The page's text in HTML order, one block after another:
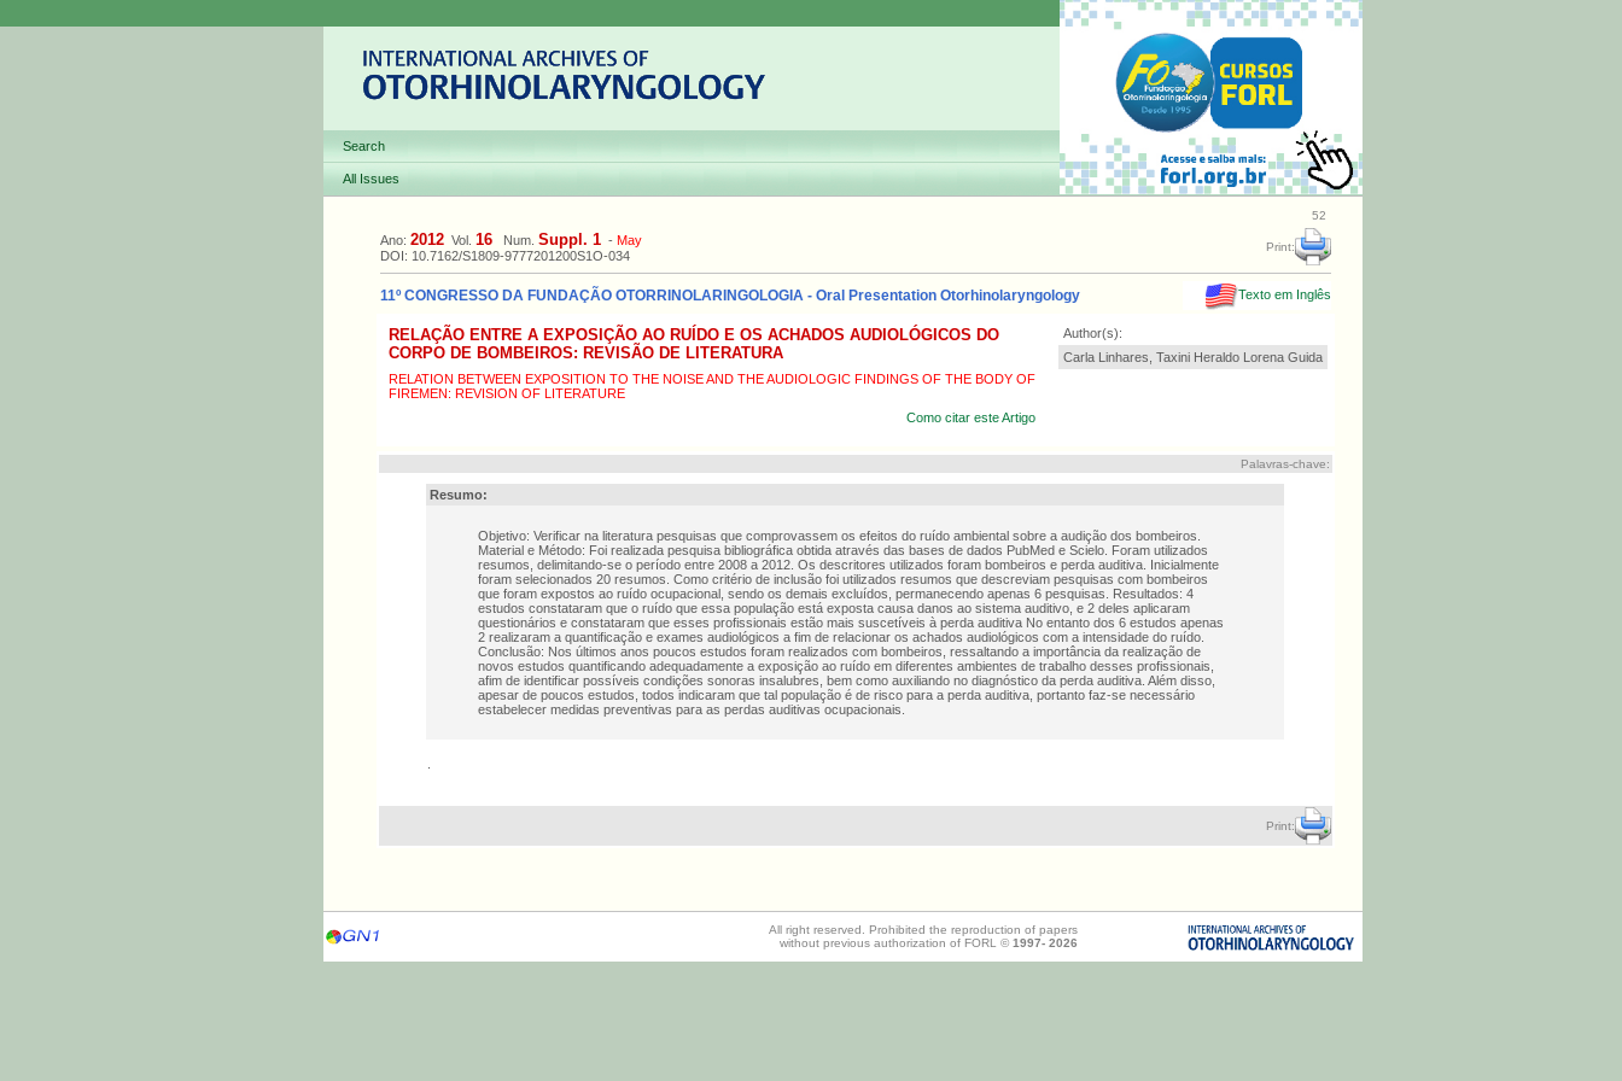
Search
All Issues
52
Ano: 2012Vol. 16Num. Suppl. 1- May
DOI: 10.7162/S1809-9777201200S1O-034
Print:
11º CONGRESSO DA FUNDAÇÃO OTORRINOLARINGOLOGIA - Oral Presentation Otorhinolaryngology Texto em Inglês
RELAÇÃO ENTRE A EXPOSIÇÃO AO RUÍDO E OS ACHADOS AUDIOLÓGICOS DO
CORPO DE BOMBEIROS: REVISÃO DE LITERATURA
RELATION BETWEEN EXPOSITION TO THE NOISE AND THE AUDIOLOGIC FINDINGS OF THE BODY OF
FIREMEN: REVISION OF LITERATURE
Como citar este Artigo
Author(s):
Carla Linhares, Taxini Heraldo Lorena Guida
Palavras-chave:
Resumo:
Objetivo: Verificar na literatura pesquisas que comprovassem os efeitos do ruído ambiental sobre a audição dos bombeiros.
Material e Método: Foi realizada pesquisa bibliográfica obtida através das bases de dados PubMed e Scielo. Foram utilizados
resumos, delimitando-se o período entre 2008 a 2012. Os descritores utilizados foram bombeiros e perda auditiva. Inicialmente
foram selecionados 20 resumos. Como critério de inclusão foi utilizados resumos que descreviam pesquisas com bombeiros
que foram expostos ao ruído ocupacional, sendo os demais excluídos, permanecendo apenas 6 pesquisas. Resultados: 4
estudos constataram que o ruído que essa população está exposta causa danos ao sistema auditivo, e 2 deles aplicaram
questionários e constataram que esses profissionais estão mais suscetíveis à perda auditiva No entanto dos 6 estudos apenas
2 realizaram a quantificação e exames audiológicos a fim de relacionar os achados audiológicos com a intensidade do ruído.
Conclusão: Nos últimos anos poucos estudos foram realizados com bombeiros, ressaltando a importância da realização de
novos estudos quantificando adequadamente a exposição ao ruído em diferentes ambientes de trabalho desses profissionais,
afim de identificar possíveis condições sonoras insalubres, bem como auxiliando no diagnóstico da perda auditiva. Além disso,
apesar de poucos estudos, todos indicaram que tal população é de risco para a perda auditiva, portanto faz-se necessário
estabelecer medidas preventivas para as perdas auditivas ocupacionais.
Print:
All right reserved. Prohibited the reproduction of papers
without previous authorization of FORL © 1997- 2026